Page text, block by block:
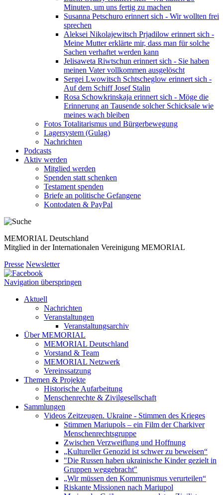
Minuten, um uns fertig zu machen
Susanna Petschuro erinnert sich - Wir wollten frei
sprechen
Aleksei Nikolajewitsch Prjadilow erinnert sich -
Meine Mutter erklärte mir, dass man für solche
Sachen verhaftet werden kann
Jelisaweta Riwtschun erinnert sich - Sie haben
meinen Vater vollkommen ausgelöscht
Sergei Lwowitsch Schtscheglow erinnert sich -
Auf dem Schiff Josef Stalin
Rosa Schowkrinskaja erinnert sich - Möge die
Erinnerung an Tausende solcher Schicksale wie
meines wach bleiben
Fotos Totalitarismus und Bürgerbewegung
Lagersystem (Gulag)
Nachrichten
Podcasts
Aktiv werden
Mitglied werden
Spenden statt schenken
Testament spenden
Briefe an politische Gefangene
Kontodaten & PayPal
MEMORIAL Deutschland
Mitglied in der Internationalen Vereinigung MEMORIAL
Presse Newsletter
Navigation überspringen
Aktuell
Nachrichten
Veranstaltungen
Veranstaltungsarchiv
Über MEMORIAL
MEMORIAL Deutschland
Vorstand & Team
MEMORIAL Netzwerk
Vereinssatzung
Themen & Projekte
Historische Aufarbeitung
Menschenrechte & Zivilgesellschaft
Sammlungen
Videos Zeitzeugen. Ukraine - Stimmen des Krieges
Stimmen Mariupols – ein Film der Charkiver
Menschenrechtsgruppe
Zwischen Verzweiflung und Hoffnung
„Kultureller Genozid ist schwer zu beweisen“
"Die Russen haben ukrainische Kinder gezielt in
Gruppen weggebracht"
„Wir müssen den Kommunismus verurteilen“
Riskante Missionen nach Mariupol